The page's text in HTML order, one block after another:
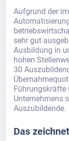
Aufgrund der
sehr gut
Ausbildung in
hohen
30
Führungskräfte
Unternehmens
Auszubildende.
Das